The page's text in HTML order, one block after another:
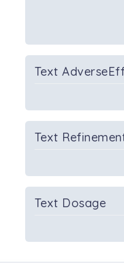
Text
Text
Text Dosage